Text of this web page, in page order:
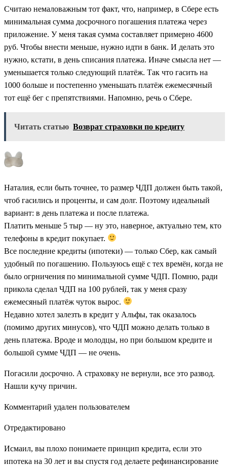
Считаю немаловажным тот факт, что, например, в Сбере есть
минимальная сумма досрочного погашения платежа через
приложение. У меня такая сумма составляет примерно 4600
руб. Чтобы внести меньше, нужно идти в банк. И делать это
нужно, кстати, в день списания платежа. Иначе смысла нет —
уменьшается только следующий платёж. Так что гасить на
1000 больше и постепенно уменьшать платёж ежемесячный
тот ещё бег с препятствиями. Напомню, речь о Сбере.
Читать статью Возврат страховки по кредиту
Наталия, если быть точнее, то размер ЧДП должен быть такой,
чтоб гасились и проценты, и сам долг. Поэтому идеальный
вариант: в день платежа и после платежа.
Платить меньше 5 тыр — ну это, наверное, актуально тем, кто
телефоны в кредит покупает.
Все последние кредиты (ипотеки) — только Сбер, как самый
удобный по погашению. Пользуюсь ещё с тех времён, когда не
было огрничения по минимальной сумме ЧДП. Помню, ради
прикола сделал ЧДП на 100 рублей, так у меня сразу
ежемесяный платёж чуток вырос.
Недавно хотел залезть в кредит у Альфы, так оказалось
(помимо других минусов), что ЧДП можно делать только в
день платежа. Вроде и молодцы, но при большом кредите и
большой сумме ЧДП — не очень.
Погасили досрочно. А страховку не вернули, все это развод.
Нашли кучу причин.
Комментарий удален пользователем
Отредактировано
Исмаил, вы плохо понимаете принцип кредита, если это
ипотека на 30 лет и вы спустя год делаете рефинансирование